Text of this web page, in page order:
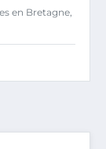
en Bretagne,